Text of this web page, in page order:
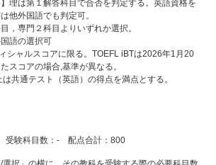
理は第１解答科目で合否を判定する。英語資格を
他外国語でも判定可。
，専門２科目よりいずれか選択。
語の選択可
シャルスコアに限る。TOEFL iBTは2026年1月20
スコアの場合,基準が異なる。
共通テスト（英語）の得点を満点とする。
受験科目数：- 配点合計：800